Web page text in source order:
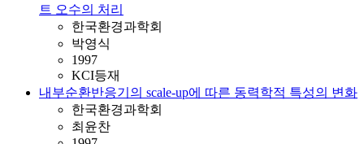
트 오수의 처리
한국환경과학회
박영식
1997
KCI등재
내부순환반응기의 scale-up에 따른 동력학적 특성의 변화
한국환경과학회
최윤찬